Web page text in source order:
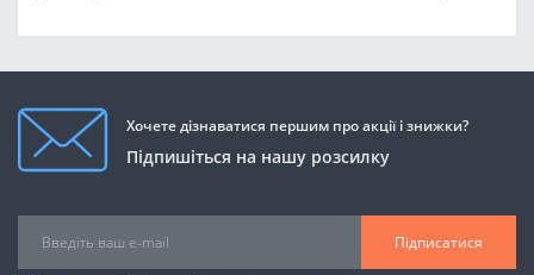
Хочете дізнаватися першим про акції і знижки?
Підпишіться на нашу розсилку
Підписатися